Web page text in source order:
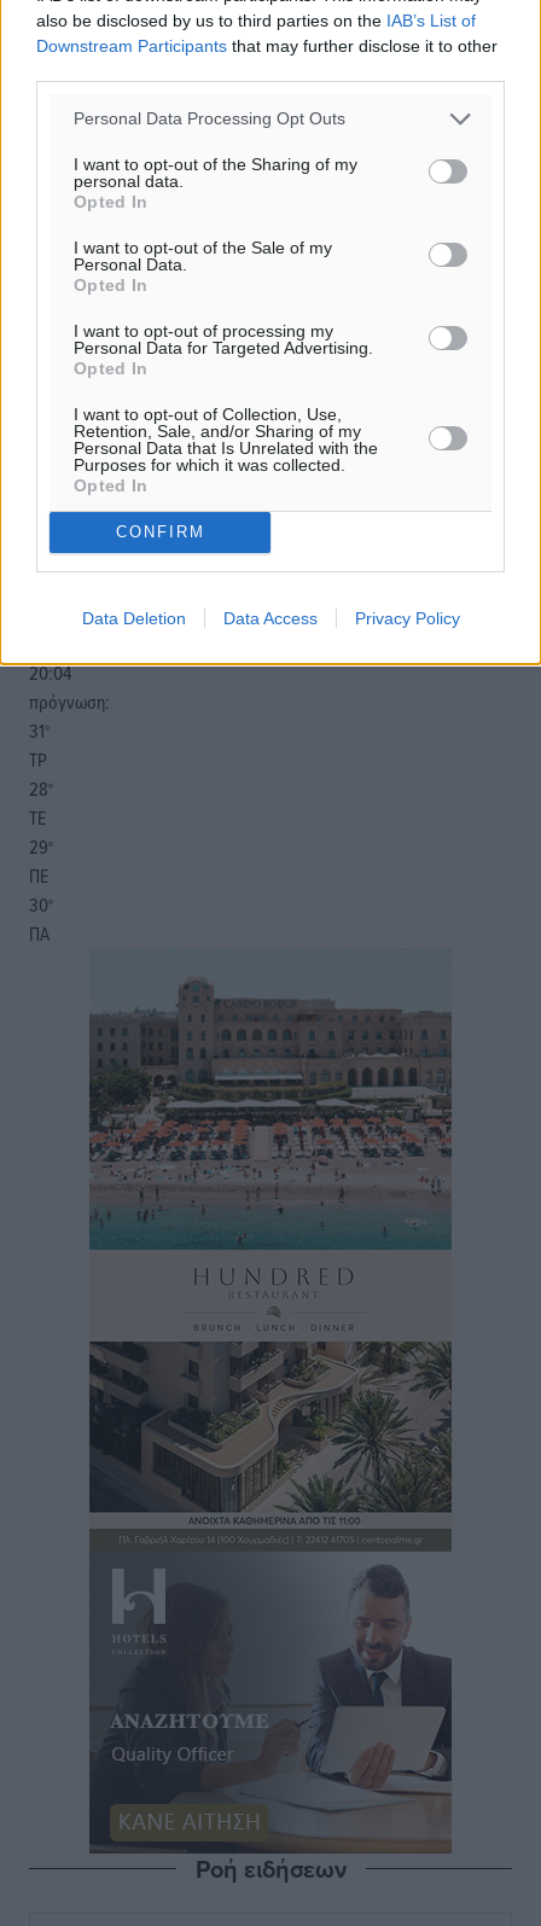
also be disclosed by us to third parties on the IAB’s List of
Downstream Participants that may further disclose it to other
Personal Data Processing Opt Outs
I want to opt-out of the Sharing of my
personal data.
Opted In
I want to opt-out of the Sale of my
Personal Data.
Opted In
I want to opt-out of processing my
Personal Data for Targeted Advertising.
Opted In
I want to opt-out of Collection, Use,
Retention, Sale, and/or Sharing of my
Personal Data that Is Unrelated with the
Purposes for which it was collected.
Opted In
CONFIRM
Data Deletion Data Access Privacy Policy
Υπενθύμιση:
Για την μερική αναπαραγωγή της είδησης από άλλες
ιστοσελίδες είναι απαραίτητη η χρήση του παρακάτω
παρεχόμενου συνδέσμου παραπομπής προς το άρθρο
της Δημοκρατικής.
o καιρός τώρα:
αίθριος καιρός
km/h
20:04
πρόγνωση:
31°
ΤΡ
28°
ΤΕ
29°
ΠΕ
30°
ΠΑ
Ροή ειδήσεων